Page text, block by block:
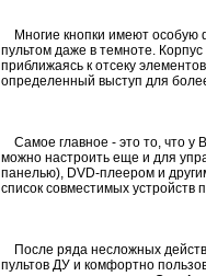
Многие кнопки имеют особую
пультом даже в темноте.
приближаясь к отсеку
определенный выступ для
Самое главное - это то, что у
можно настроить еще и для
панелью), DVD-плеером и
список совместимых устройств
После ряда несложных
пультов ДУ и комфортно